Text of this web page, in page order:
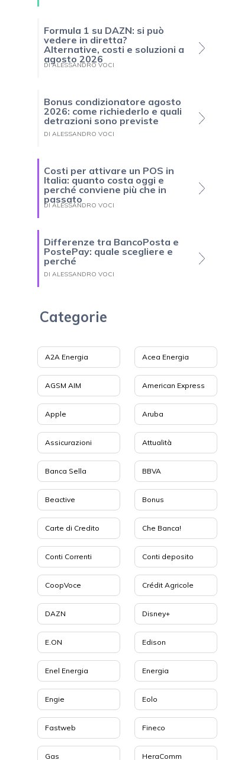
Formula 1 su DAZN: si può
vedere in diretta?
Alternative, costi e soluzioni a
agosto 2026
DI ALESSANDRO VOCI
Bonus condizionatore agosto
2026: come richiederlo e quali
detrazioni sono previste
DI ALESSANDRO VOCI
Costi per attivare un POS in
Italia: quanto costa oggi e
perché conviene più che in
passato
DI ALESSANDRO VOCI
Differenze tra BancoPosta e
PostePay: quale scegliere e
perché
DI ALESSANDRO VOCI
Categorie
A2A Energia Acea Energia
AGSM AIM American Express
Apple Aruba
Assicurazioni Attualità
Banca Sella BBVA
Beactive Bonus
Carte di Credito Che Banca!
Conti Correnti Conti deposito
CoopVoce Crédit Agricole
DAZN Disney+
E.ON Edison
Enel Energia Energia
Engie Eolo
Fastweb Fineco
Gas HeraComm